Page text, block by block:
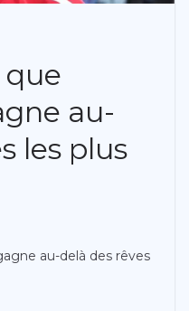
au-
les plus
au-delà des rêves